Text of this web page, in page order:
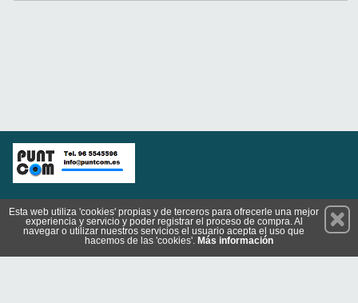
Suscríbete
Esta web utiliza 'cookies' propias y de terceros para ofrecerle una mejor
experiencia y servicio y poder registrar el proceso de compra. Al
navegar o utilizar nuestros servicios el usuario acepta el uso que
hacemos de las 'cookies'. Más información